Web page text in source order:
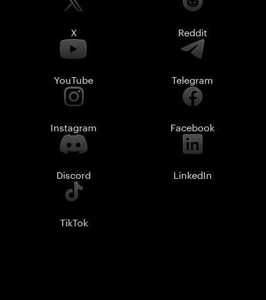
X Reddit
YouTube Telegram
Instagram Facebook
Discord LinkedIn
TikTok